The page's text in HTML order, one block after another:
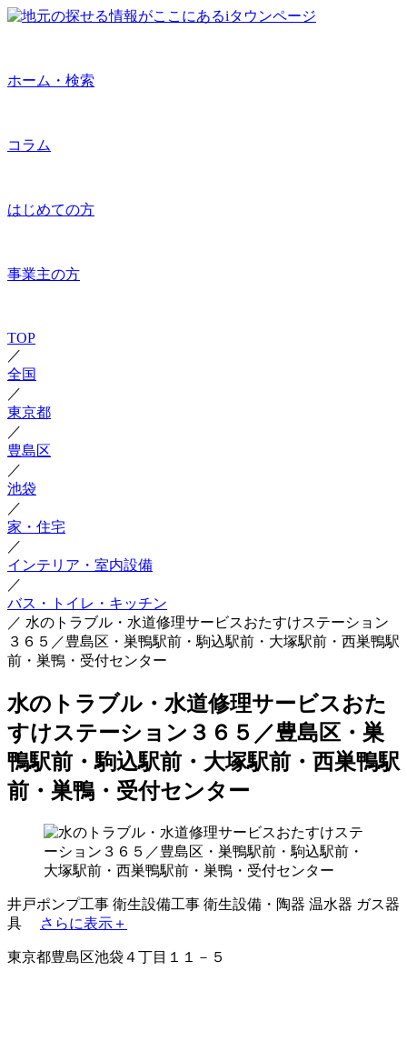
ホーム・検索
コラム
はじめての方
事業主の方
TOP
／
全国
／
東京都
／
豊島区
／
池袋
／
家・住宅
／
インテリア・室内設備
／
バス・トイレ・キッチン
／ 水のトラブル・水道修理サービスおたすけステーション
３６５／豊島区・巣鴨駅前・駒込駅前・大塚駅前・西巣鴨駅
前・巣鴨・受付センター
水のトラブル・水道修理サービスおた
すけステーション３６５／豊島区・巣
鴨駅前・駒込駅前・大塚駅前・西巣鴨駅
前・巣鴨・受付センター
井戸ポンプ工事 衛生設備工事 衛生設備・陶器 温水器 ガス器
具
さらに表示＋
東京都豊島区池袋４丁目１１－５